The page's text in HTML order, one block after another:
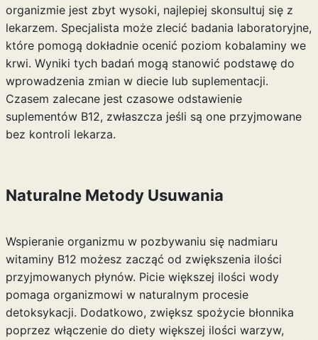
organizmie jest zbyt wysoki, najlepiej skonsultuj się z
lekarzem. Specjalista może zlecić badania laboratoryjne,
które pomogą dokładnie ocenić poziom kobalaminy we
krwi. Wyniki tych badań mogą stanowić podstawę do
wprowadzenia zmian w diecie lub suplementacji.
Czasem zalecane jest czasowe odstawienie
suplementów B12, zwłaszcza jeśli są one przyjmowane
bez kontroli lekarza.
Naturalne Metody Usuwania
Wspieranie organizmu w pozbywaniu się nadmiaru
witaminy B12 możesz zacząć od zwiększenia ilości
przyjmowanych płynów. Picie większej ilości wody
pomaga organizmowi w naturalnym procesie
detoksykacji. Dodatkowo, zwiększ spożycie błonnika
poprzez włączenie do diety większej ilości warzyw,